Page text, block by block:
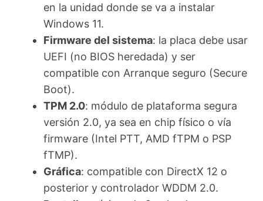
en la unidad donde se va a instalar
Windows 11.
Firmware del sistema: la placa debe usar
UEFI (no BIOS heredada) y ser
compatible con Arranque seguro (Secure
Boot).
TPM 2.0: módulo de plataforma segura
versión 2.0, ya sea en chip físico o vía
firmware (Intel PTT, AMD fTPM o PSP
fTMP).
Gráfica: compatible con DirectX 12 o
posterior y controlador WDDM 2.0.